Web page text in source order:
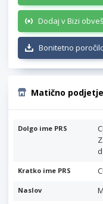
Dodaj v Bizi
Bonitetno
Matično podjetje
Dolgo ime PRS
Kratko ime PRS
Naslov